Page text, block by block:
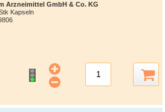
Arzneimittel GmbH & Co. KG
Kapseln